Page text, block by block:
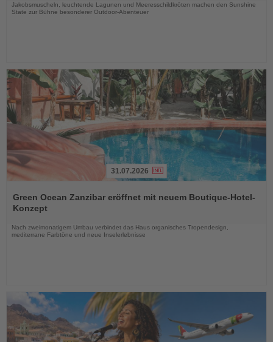
Jakobsmuscheln, leuchtende Lagunen und Meeresschildkröten machen den Sunshine
State zur Bühne besonderer Outdoor-Abenteuer
Sie
die
Nachrichten
31.07.2026
Green Ocean Zanzibar eröffnet mit neuem Boutique-Hotel-
Konzept
Nach zweimonatigem Umbau verbindet das Haus organisches Tropendesign,
mediterrane Farbtöne und neue Inselerlebnisse